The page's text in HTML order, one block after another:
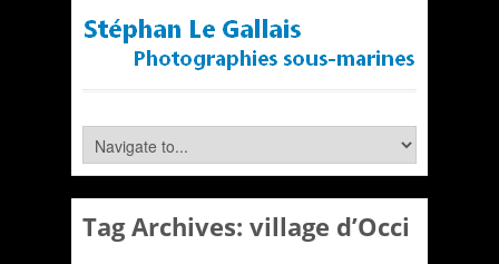
Tag Archives: village d’Occi